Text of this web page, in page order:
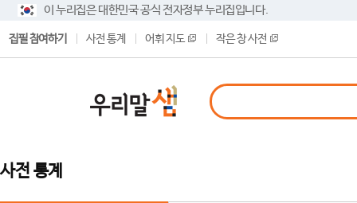
이 누리집은 대한민국 공식 전자정부 누리집입니다.
집필 참여하기 사전 통계 어휘 지도 작은 창 사전
사전 통계